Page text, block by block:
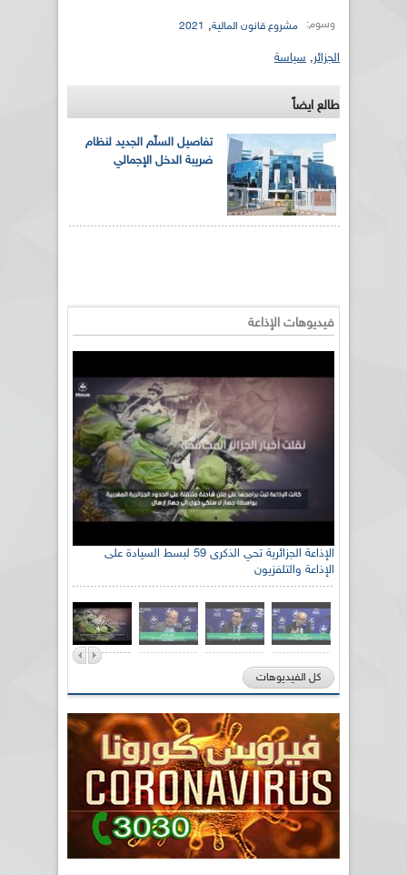
وسوم: مشروع قانون المالية,
2021
الجزائر, سياسة
طالع ايضاً
تفاصيل السلّم الجديد لنظام
ضريبة الدخل الإجمالي
فيديوهات الإذاعة
الإذاعة الجزائرية تحي الذكرى 59 لبسط السيادة على
الإذاعة والتلفزيون
كل الفيديوهات